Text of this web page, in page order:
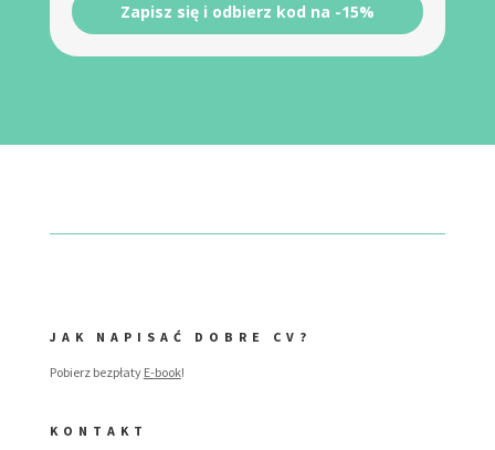
Zapisz się i odbierz kod na -15%
JAK NAPISAĆ DOBRE CV?
Pobierz bezpłaty E-book!
KONTAKT